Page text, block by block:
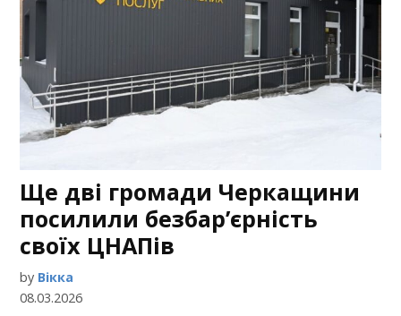
Ще дві громади Черкащини
посилили безбар’єрність
своїх ЦНАПів
by Вікка
08.03.2026